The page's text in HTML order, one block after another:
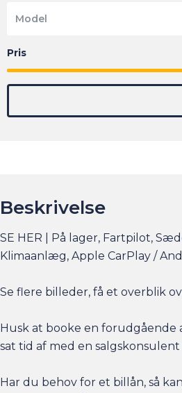
Model
Beskrivelse
SE HER | På lager, Fartpilot,
Klimaanlæg, Apple CarPlay /
Se flere billeder, få et overblik
Husk at booke en forudgående
sat tid af med en
Har du behov for et billån, så